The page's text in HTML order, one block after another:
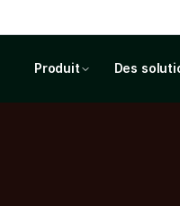
Produit Des